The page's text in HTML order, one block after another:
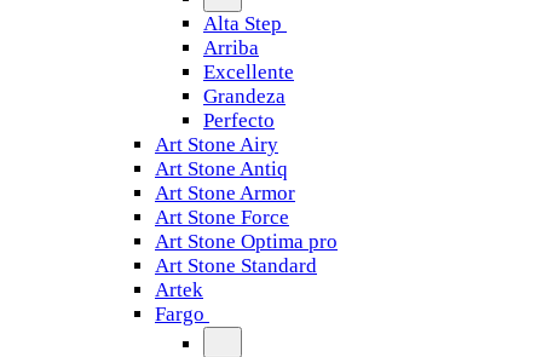
Alta Step
Arriba
Excellente
Grandeza
Perfecto
Art Stone Airy
Art Stone Antiq
Art Stone Armor
Art Stone Force
Art Stone Optima pro
Art Stone Standard
Artek
Fargo